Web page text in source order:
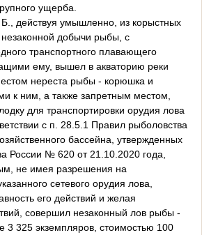
ущерба.
действуя умышленно, из корыстных
добычи рыбы, с
транспортного плавающего
ему, вышел в акваторию реки
нереста рыбы - корюшка и
к ним, а также запретным местом,
для транспортировки орудия лова
с п. 28.5.1 Правил рыболовства
бассейна, утвержденных
России № 620 от 21.10.2020 года,
не имея разрешения на
сетевого орудия лова,
его действий и желая
совершил незаконный лов рыбы -
3 325 экземпляров, стоимостью 100